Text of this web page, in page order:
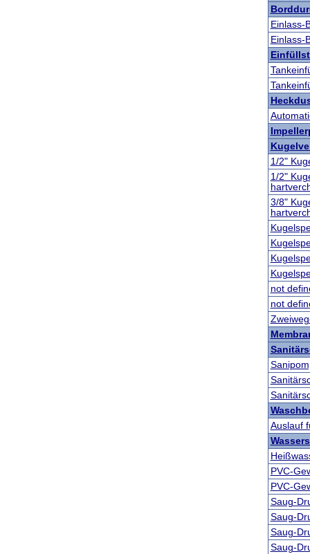
Einlass-
Einlass-
1/2"
1/2"
3/8"
not
not
Auslauf
PVC-
PVC-
Saug-
Saug-
Saug-
Saug-